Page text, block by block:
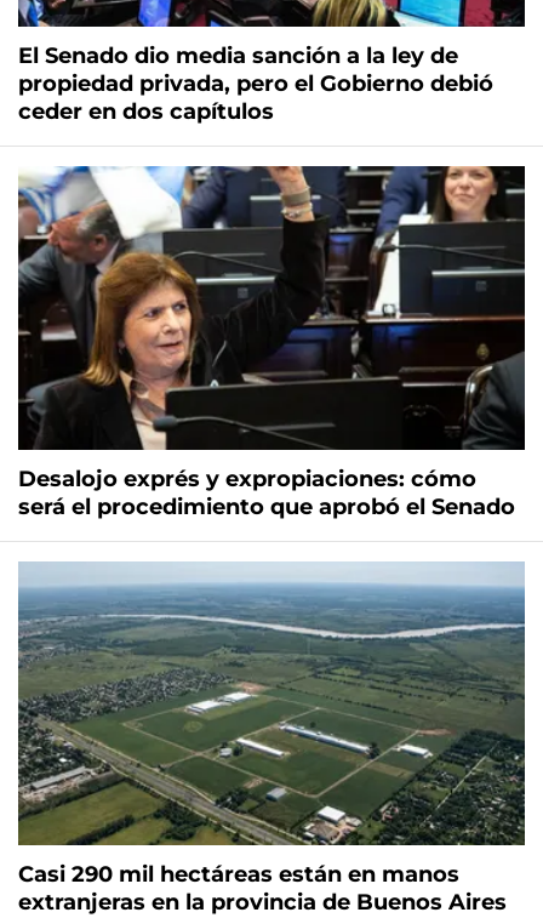
El Senado dio media sanción a la ley de
propiedad privada, pero el Gobierno debió
ceder en dos capítulos
Desalojo exprés y expropiaciones: cómo
será el procedimiento que aprobó el Senado
Casi 290 mil hectáreas están en manos
extranjeras en la provincia de Buenos Aires